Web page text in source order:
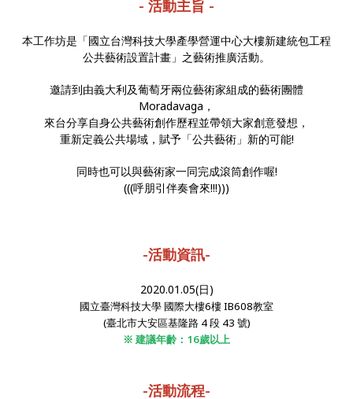
- 活動主旨 -
本工作坊是「國立台灣科技大學產學營運中心大樓新建統包工程
公共藝術設置計畫」之藝術推廣活動。
邀請到由義大利及葡萄牙兩位藝術家組成的藝術團體
Moradavaga，
來台分享自身公共藝術創作歷程並帶領大家創意發想，
重新定義公共場域，賦予「公共藝術」新的可能!
同時也可以與藝術家一同完成滾筒創作喔!
(((呼朋引伴奏會來!!!)))
-活動資訊-
2020.01.05(日)
國立臺灣科技大學 國際大樓6樓 IB608教室
(臺北市大安區基隆路 4段43 號)
※ 建議年齡：16歲以上
-活動流程-